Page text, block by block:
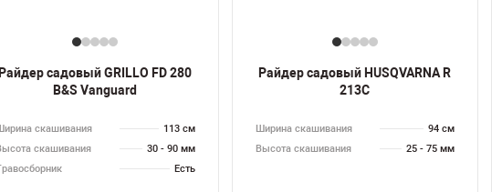
садовый GRILLO FD 280
B&S Vanguard
скашивания
113 см
скашивания
30 - 90 мм
Есть
Райдер садовый HUSQVARNA R
213С
Ширина скашивания
94 см
Высота скашивания
25 - 75 мм